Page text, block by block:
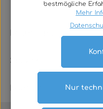
Service
bestmögliche
Mehr
Nur